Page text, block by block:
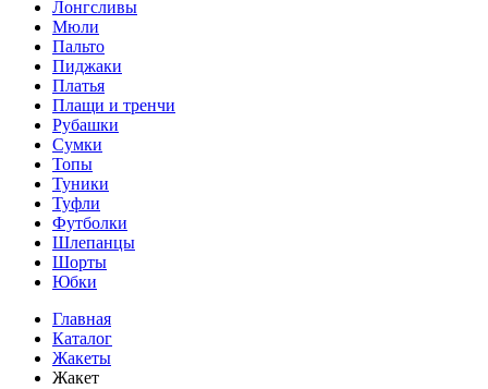
Лонгсливы
Мюли
Пальто
Пиджаки
Платья
Плащи и тренчи
Рубашки
Сумки
Топы
Туники
Туфли
Футболки
Шлепанцы
Шорты
Юбки
Главная
Каталог
Жакеты
Жакет